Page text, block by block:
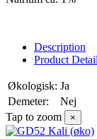
Description
Product
Økologisk: Ja
Demeter:
Nej
Tap to zoom
×